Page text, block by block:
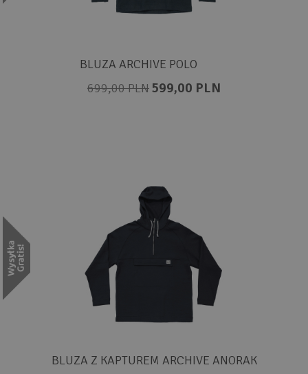
BLUZA ARCHIVE POLO
699,00 PLN599,00 PLN
BLUZA Z KAPTUREM ARCHIVE ANORAK